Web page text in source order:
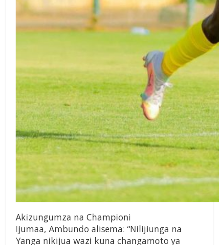
Akizungumza na Championi
Ijumaa, Ambundo alisema: “Nilijiunga na
Yanga nikijua wazi kuna changamoto ya